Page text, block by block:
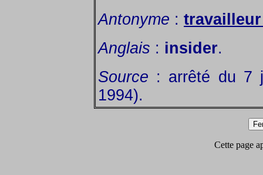
Antonyme :
Anglais : insider.
Source : arrêté du 7
1994).
Cette page